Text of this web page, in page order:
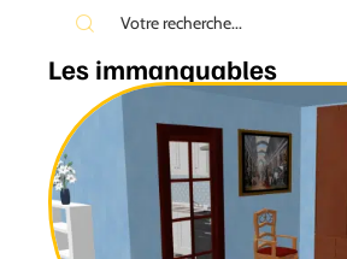
Les immanquables